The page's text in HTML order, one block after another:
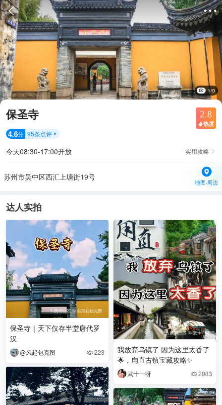
 
1/0
保圣寺 2.8
 热度
4.6分 95条点评 
今天08:30-17:00开放 实用攻略 
苏州市吴中区西汇上塘街19号
地图·周边
达人实拍
保圣寺｜天下仅存半堂唐代罗
汉
@风起包克图 223
我放弃乌镇了 因为这里太香了
🌟，甪直古镇宝藏攻略✨
武十一呀 2083